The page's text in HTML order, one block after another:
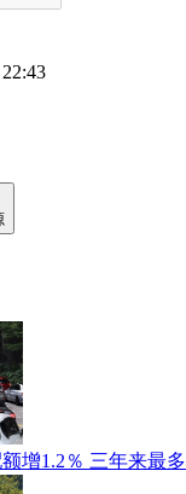
增1.2％ 三年来最多